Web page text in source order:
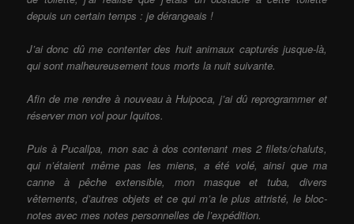
depuis un certain temps : je dérangeais !
J’ai donc dû me contenter des huit animaux capturés jusque-là,
qui sont malheureusement tous morts la nuit suivante.
Afin de me rendre à nouveau à Huipoca, j’ai dû reprogrammer et
réserver mon vol pour Iquitos.
Puis à Pucallpa, mon sac à dos contenant mes 2 filets/chaluts,
qui n’étaient même pas les miens, a été volé, ainsi que ma
canne à pêche extensible, mon masque et tuba, divers
vêtements, d’autres objets et ce qui m’a le plus attristé, le bloc-
notes avec mes notes personnelles de l’expédition.